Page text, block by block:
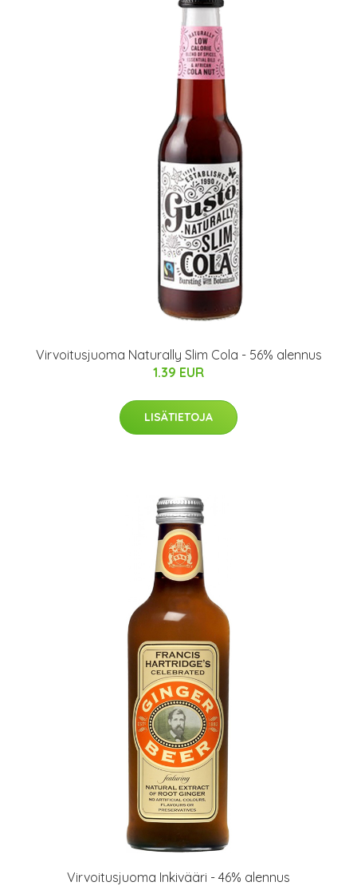
Virvoitusjuoma Naturally Slim Cola - 56% alennus
1.39 EUR
LISÄTIETOJA
Virvoitusjuoma Inkivääri - 46% alennus